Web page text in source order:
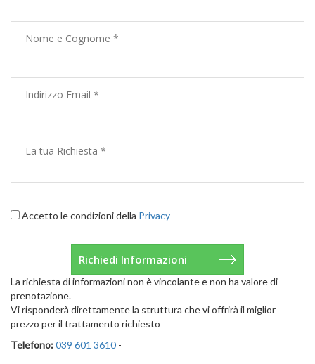
Accetto le condizioni della Privacy
La richiesta di informazioni non è vincolante e non ha valore di
prenotazione.
Vi risponderà direttamente la struttura che vi offrirà il miglior
prezzo per il trattamento richiesto
Telefono:039 601 3610 -